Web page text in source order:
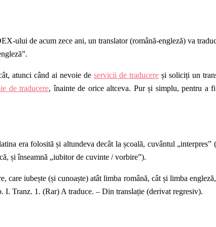
ului de acum zece ani, un translator (română-engleză) va
.
atunci când ai nevoie de servicii de traducere și soliciți un
de traducere, înainte de orice altceva. Pur și simplu, pentru a
era folosită și altundeva decât la școală, cuvântul „interpres”
și înseamnă „iubitor de cuvinte / vorbire”).
iubește (și cunoaște) atât limba română, cât și limba
Tranz. 1. (Rar) A traduce. – Din translație (derivat regresiv).